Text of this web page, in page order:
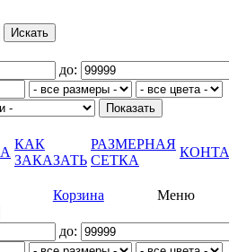
до:
КАК
ЗАКАЗАТЬ
РАЗМЕРНАЯ
СЕТКА
Меню
Корзина
до: